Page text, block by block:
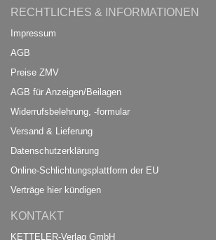
RECHTLICHES & INFORMATIONEN
Impressum
AGB
Preise ZMV
AGB für Anzeigen/Beilagen
Widerrufsbelehrung, -formular
Versand & Lieferung
Datenschutzerklärung
Online-Schlichtungsplattform der EU
Verträge hier kündigen
KONTAKT
KETTELER-Verlag GmbH